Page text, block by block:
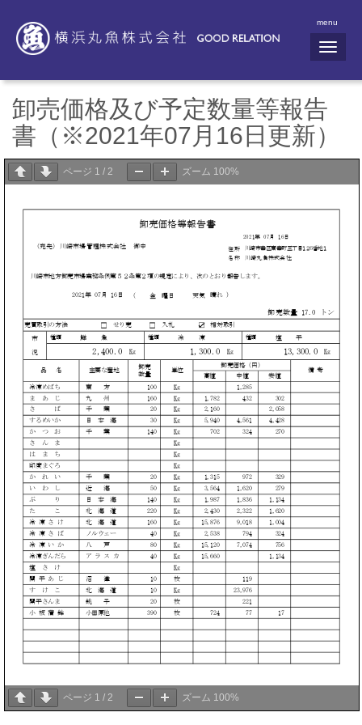
menu
N
a
i
n
卸売価格及び予定数量等報告
書（※2021年07月16日更新）
ページ 1 / 2 ズーム 100%
ページ 1 / 2 ズーム 100%